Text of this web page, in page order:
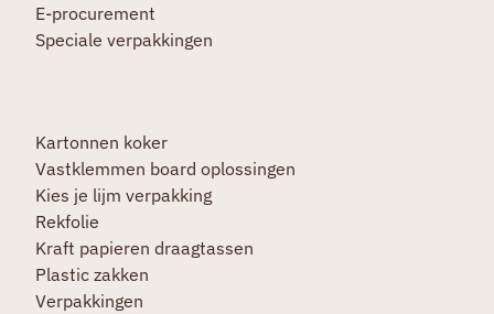
E-procurement
Speciale verpakkingen
Kartonnen koker
Vastklemmen board oplossingen
Kies je lijm verpakking
Rekfolie
Kraft papieren draagtassen
Plastic zakken
Verpakkingen